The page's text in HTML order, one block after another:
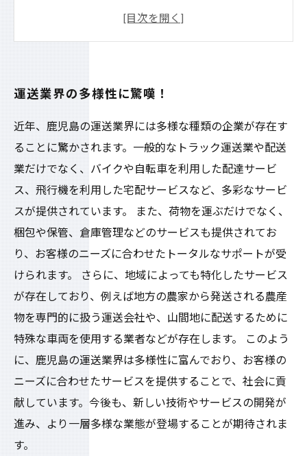
運送業界で行われている独自の取り組みとは？
運送業界の多様性に驚嘆！
近年、鹿児島の運送業界には多様な種類の企業が存在す
ることに驚かされます。一般的なトラック運送業や配送
業だけでなく、バイクや自転車を利用した配達サービ
ス、飛行機を利用した宅配サービスなど、多彩なサービ
スが提供されています。 また、荷物を運ぶだけでなく、
梱包や保管、倉庫管理などのサービスも提供されてお
り、お客様のニーズに合わせたトータルなサポートが受
けられます。 さらに、地域によっても特化したサービス
が存在しており、例えば地方の農家から発送される農産
物を専門的に扱う運送会社や、山間地に配送するために
特殊な車両を使用する業者などが存在します。 このよう
に、鹿児島の運送業界は多様性に富んでおり、お客様の
ニーズに合わせたサービスを提供することで、社会に貢
献しています。今後も、新しい技術やサービスの開発が
進み、より一層多様な業態が登場することが期待されま
す。